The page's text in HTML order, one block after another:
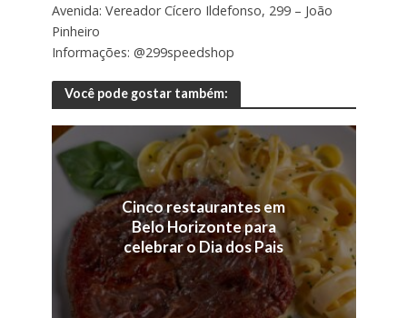
Avenida: Vereador Cícero Ildefonso, 299 – João
Pinheiro
Informações: @299speedshop
Você pode gostar também:
Cinco restaurantes em
Belo Horizonte para
celebrar o Dia dos Pais